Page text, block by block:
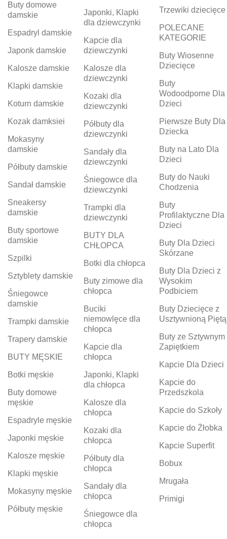
Buty domowe
damskie
Espadryl damskie
Japonk damskie
Kalosze damskie
Klapki damskie
Koturn damskie
Kozak damksiei
Mokasyny
damskie
Półbuty damskie
Sandał damskie
Sneakersy
damskie
Buty sportowe
damskie
Szpilki
Sztyblety damskie
Śniegowce
damskie
Trampki damskie
Trapery damskie
BUTY MĘSKIE
Botki męskie
Buty domowe
męskie
Espadryle męskie
Japonki męskie
Kalosze męskie
Klapki męskie
Mokasyny męskie
Półbuty męskie
Japonki, Klapki
dla dziewczynki
Kapcie dla
dziewczynki
Kalosze dla
dziewczynki
Kozaki dla
dziewczynki
Półbuty dla
dziewczynki
Sandały dla
dziewczynki
Śniegowce dla
dziewczynki
Trampki dla
dziewczynki
BUTY DLA
CHŁOPCA
Botki dla chłopca
Buty zimowe dla
chłopca
Buciki
niemowlęce dla
chłopca
Kapcie dla
chłopca
Japonki, Klapki
dla chłopca
Kalosze dla
chłopca
Kozaki dla
chłopca
Półbuty dla
chłopca
Sandały dla
chłopca
Śniegowce dla
chłopca
Trzewiki dziecięce
POLECANE
KATEGORIE
Buty Wiosenne
Dziecięce
Buty
Wodoodporne Dla
Dzieci
Pierwsze Buty Dla
Dziecka
Buty na Lato Dla
Dzieci
Buty do Nauki
Chodzenia
Buty
Profilaktyczne Dla
Dzieci
Buty Dla Dzieci
Skórzane
Buty Dla Dzieci z
Wysokim
Podbiciem
Buty Dziecięce z
Usztywnioną Piętą
Buty ze Sztywnym
Zapiętkiem
Kapcie Dla Dzieci
Kapcie do
Przedszkola
Kapcie do Szkoły
Kapcie do Żłobka
Kapcie Superfit
Bobux
Mrugała
Primigi